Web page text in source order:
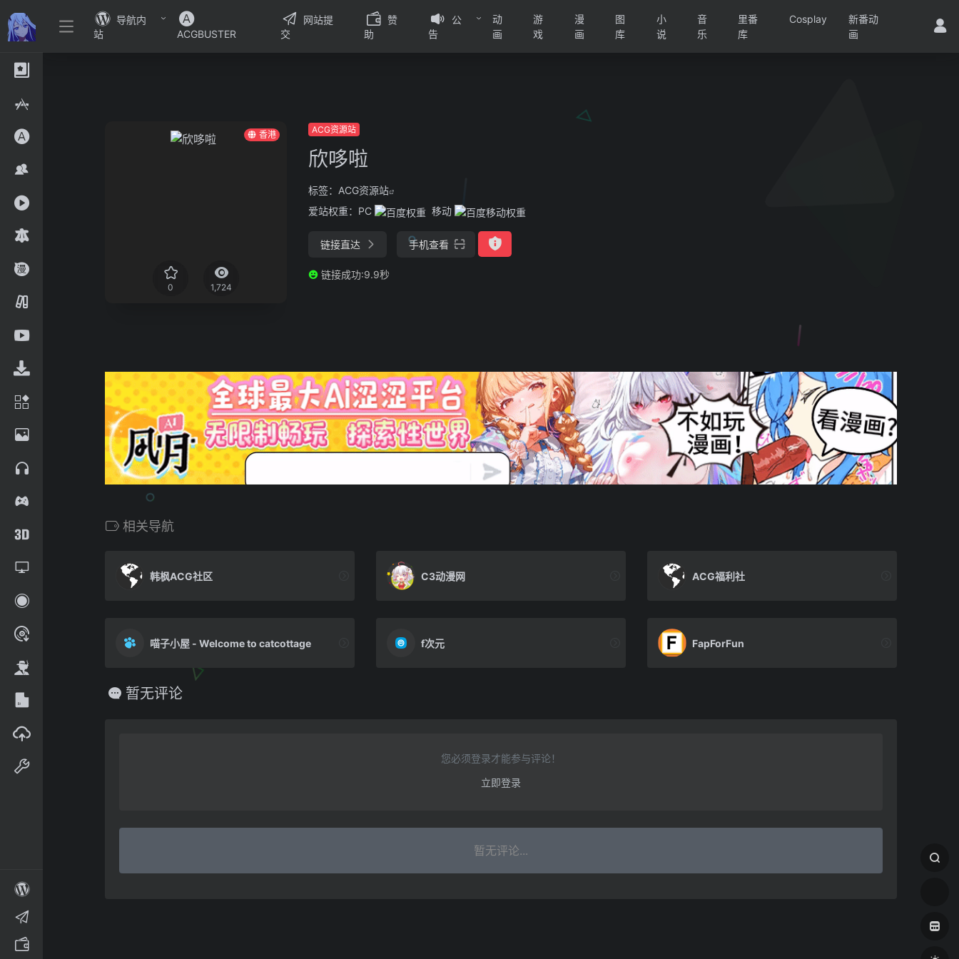
导航内
站
ACGBUSTER
网站提
交
赞
助
公
告
动
画
游
戏
漫
画
图
库
小
说
音
乐
里番
库
Cosplay
新番动
画
香港
0 1,724
ACG资源站
欣哆啦
标签： ACG资源站
爱站权重： PC 移动
链接直达 手机查看
链接成功:9.9秒
相关导航
韩枫ACG社区 C3动漫网 ACG福利社
喵子小屋 - Welcome to catcottage f次元 FapForFun
暂无评论
您必须登录才能参与评论！
立即登录
暂无评论...